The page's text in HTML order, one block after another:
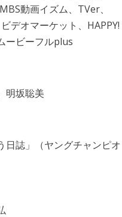
動画イズム、TVer、
デオマーケット、HAPPY!
ービーフルplus
明坂聡美
日誌」（ヤングチャンピオ